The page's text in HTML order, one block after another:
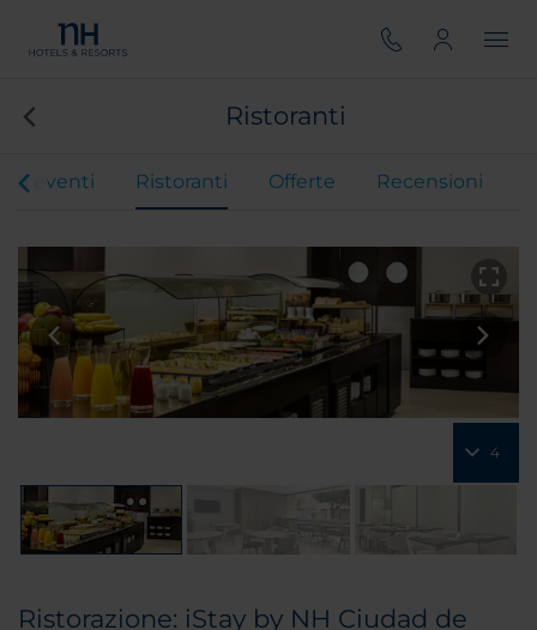
Ristoranti
eventi Ristoranti Offerte Recensioni
4
Ristorazione: iStay by NH Ciudad de